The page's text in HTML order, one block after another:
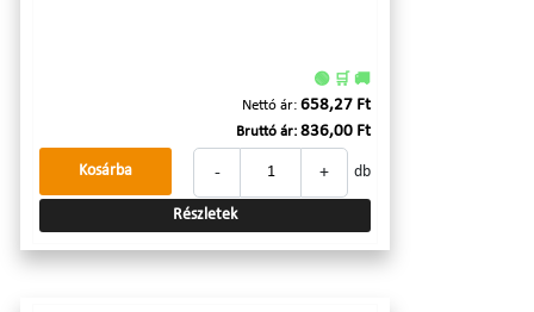
🟢 🛒 🚚
Nettó ár: 658,27 Ft
Bruttó ár: 836,00 Ft
- + db
Kosárba
Részletek